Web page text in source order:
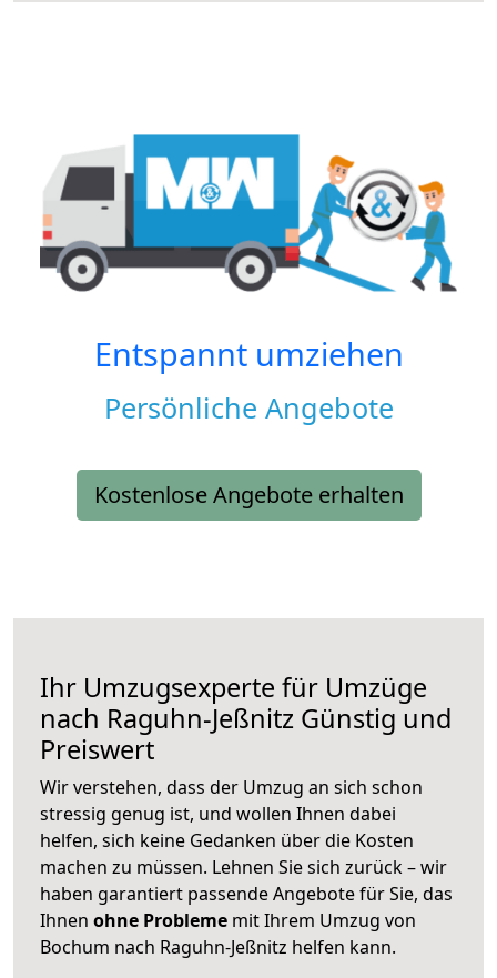
Entspannt umziehen
Persönliche Angebote
Kostenlose Angebote erhalten
Ihr Umzugsexperte für Umzüge
nach Raguhn-Jeßnitz Günstig und
Preiswert
Wir verstehen, dass der Umzug an sich schon
stressig genug ist, und wollen Ihnen dabei
helfen, sich keine Gedanken über die Kosten
machen zu müssen. Lehnen Sie sich zurück – wir
haben garantiert passende Angebote für Sie, das
Ihnen ohne Probleme mit Ihrem Umzug von
Bochum nach Raguhn-Jeßnitz helfen kann.